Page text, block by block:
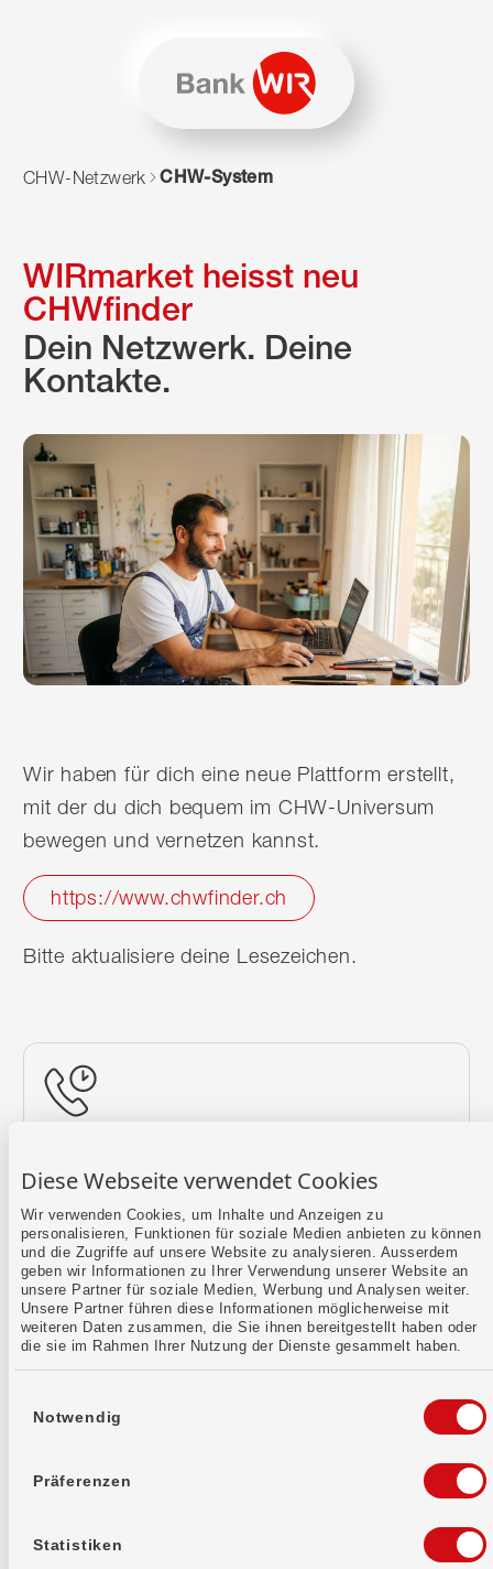
Diese Webseite verwendet Cookies
Wir verwenden Cookies, um Inhalte und Anzeigen zu
personalisieren, Funktionen für soziale Medien anbieten zu können
und die Zugriffe auf unsere Website zu analysieren. Ausserdem
geben wir Informationen zu Ihrer Verwendung unserer Website an
unsere Partner für soziale Medien, Werbung und Analysen weiter.
Unsere Partner führen diese Informationen möglicherweise mit
weiteren Daten zusammen, die Sie ihnen bereitgestellt haben oder
die sie im Rahmen Ihrer Nutzung der Dienste gesammelt haben.
Notwendig
Präferenzen
Statistiken
Zum Navigieren dieser Seite wird JavaScript benötigt.
CHW-Netzwerk CHW-System
WIRmarket heisst neu
CHWfinder
Dein Netzwerk. Deine
Kontakte.
Wir haben für dich eine neue Plattform erstellt,
mit der du dich bequem im CHW-Universum
bewegen und vernetzen kannst.
https://www.chwfinder.ch
Bitte aktualisiere deine Lesezeichen.
Mehr erfahren
Kontaktformular